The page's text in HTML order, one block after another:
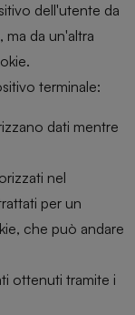
dell'utente da
da un'altra
terminale:
dati mentre
nel
per un
che può andare
ottenuti tramite i